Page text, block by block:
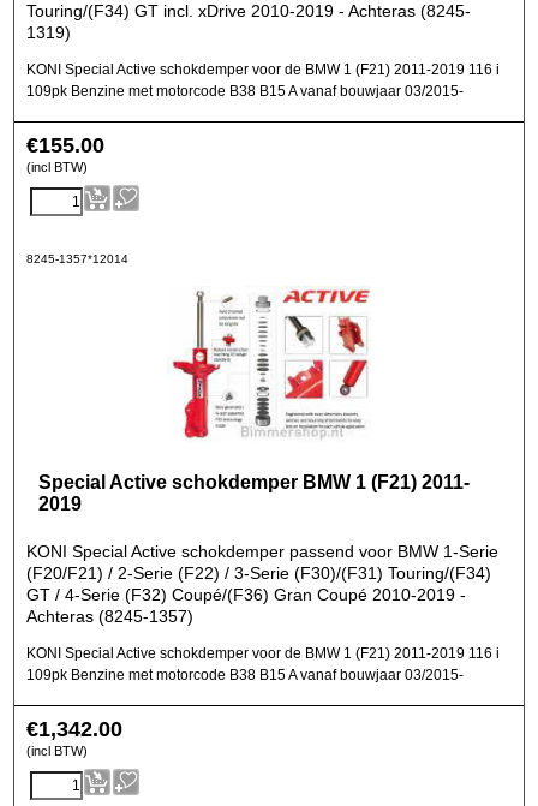
Touring/(F34) GT incl. xDrive 2010-2019 - Achteras (8245-
1319)
KONI Special Active schokdemper voor de BMW 1 (F21) 2011-2019 116 i
109pk Benzine met motorcode B38 B15 A vanaf bouwjaar 03/2015-
€155.00
(incl BTW)
8245-1357*12014
Special Active schokdemper BMW 1 (F21) 2011-
2019
KONI Special Active schokdemper passend voor BMW 1-Serie
(F20/F21) / 2-Serie (F22) / 3-Serie (F30)/(F31) Touring/(F34)
GT / 4-Serie (F32) Coupé/(F36) Gran Coupé 2010-2019 -
Achteras (8245-1357)
KONI Special Active schokdemper voor de BMW 1 (F21) 2011-2019 116 i
109pk Benzine met motorcode B38 B15 A vanaf bouwjaar 03/2015-
€1,342.00
(incl BTW)